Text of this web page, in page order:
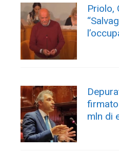
Priolo,
mln di